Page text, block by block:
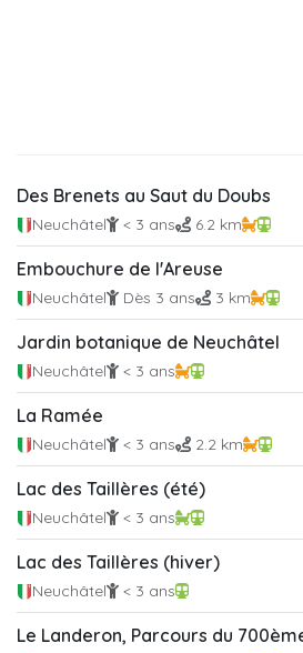
Des Brenets au Saut du Doubs
Neuchâtel < 3 ans 6.2 km
Embouchure de l'Areuse
Neuchâtel Dès 3 ans 3 km
Jardin botanique de Neuchâtel
Neuchâtel < 3 ans
La Ramée
Neuchâtel < 3 ans 2.2 km
Lac des Taillères (été)
Neuchâtel < 3 ans
Lac des Taillères (hiver)
Neuchâtel < 3 ans
Le Landeron, Parcours du